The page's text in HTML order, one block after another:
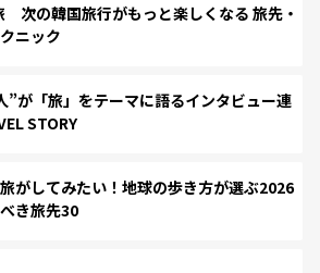
次の韓国旅行がもっと楽しくなる 旅先・
ニック
”が「旅」をテーマに語るインタビュー連
STORY
がしてみたい！地球の歩き方が選ぶ2026
き旅先30